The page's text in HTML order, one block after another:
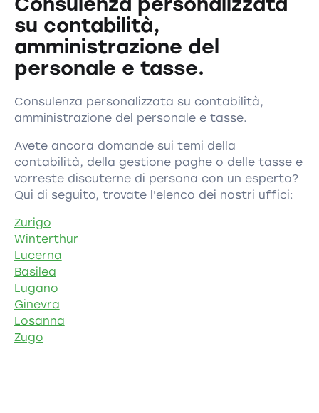
su contabilità,
amministrazione del
personale e tasse.
Consulenza personalizzata su contabilità,
amministrazione del personale e tasse.
Avete ancora domande sui temi della
contabilità, della gestione paghe o delle tasse e
vorreste discuterne di persona con un esperto?
Qui di seguito, trovate l'elenco dei nostri uffici:
Zurigo
Winterthur
Lucerna
Basilea
Lugano
Ginevra
Losanna
Zugo